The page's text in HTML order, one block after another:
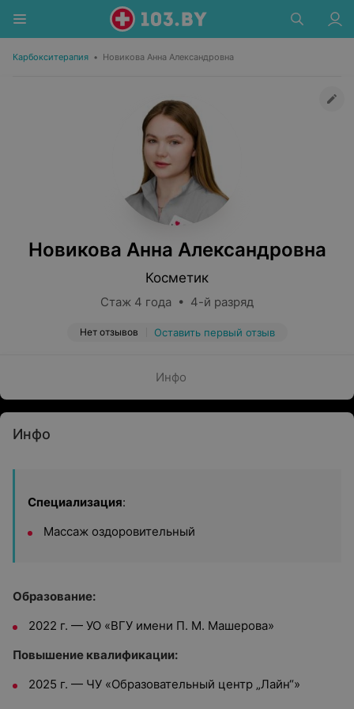
Карбокситерапия • Новикова Анна Александровна
Новикова Анна Александровна
Косметик
Стаж 4 года • 4-й разряд
Нет отзывов Оставить первый отзыв
Инфо
Инфо
Специализация:
Массаж оздоровительный
Образование:
2022 г. — УО «ВГУ имени П. М. Машерова»
Повышение квалификации:
2025 г. — ЧУ «Образовательный центр „Лайн“»